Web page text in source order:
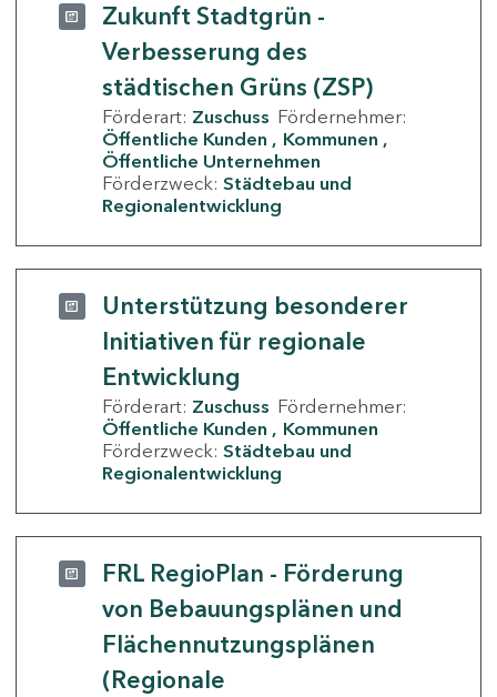
Zukunft Stadtgrün -
Verbesserung des
städtischen Grüns (ZSP)
Förderart: Zuschuss Fördernehmer:
Öffentliche Kunden
Kommunen
Öffentliche Unternehmen
Förderzweck: Städtebau und
Regionalentwicklung
Unterstützung besonderer
Initiativen für regionale
Entwicklung
Förderart: Zuschuss Fördernehmer:
Öffentliche Kunden
Kommunen
Förderzweck: Städtebau und
Regionalentwicklung
FRL RegioPlan - Förderung
von Bebauungsplänen und
Flächennutzungsplänen
(Regionale